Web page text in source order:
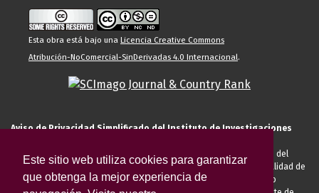
Este sitio web utiliza cookies para garantizar
que obtenga la mejor experiencia de
Esta obra está bajo una Licencia Creative Commons
Atribución-NoComercial-SinDerivadas 4.0 Internacional.
Aviso de Privacidad Simplificado del Instituto de Investigaciones
El Instituto de Investigaciones Estéticas de la UNAM, es responsable del
tratamiento de sus datos personales para el registro de usted en calidad de
alumno, docente, personal de la entidad académica, conferencista o